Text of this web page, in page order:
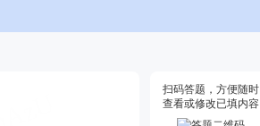
扫码答题，方便随时
查看或修改已填内容